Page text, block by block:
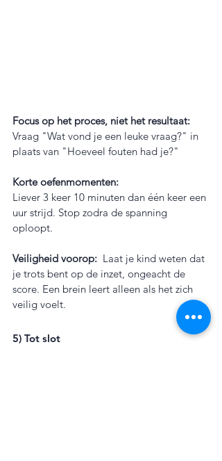
Focus op het proces, niet het resultaat:
Vraag "Wat vond je een leuke vraag?" in
plaats van "Hoeveel fouten had je?"
Korte oefenmomenten:
Liever 3 keer 10 minuten dan één keer een
uur strijd. Stop zodra de spanning
oploopt.
Veiligheid voorop: Laat je kind weten dat
je trots bent op de inzet, ongeacht de
score. Een brein leert alleen als het zich
veilig voelt.
5) Tot slot